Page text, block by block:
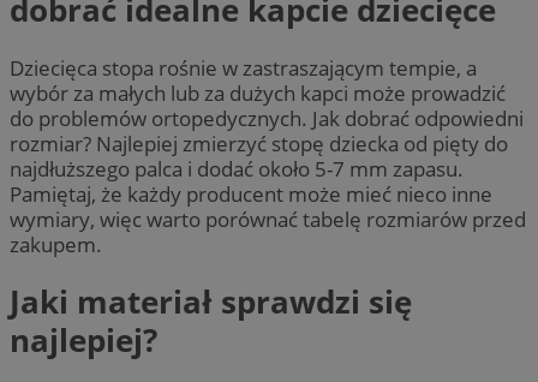
dobrać idealne kapcie dziecięce
Dziecięca stopa rośnie w zastraszającym tempie, a
wybór za małych lub za dużych kapci może prowadzić
do problemów ortopedycznych. Jak dobrać odpowiedni
rozmiar? Najlepiej zmierzyć stopę dziecka od pięty do
najdłuższego palca i dodać około 5-7 mm zapasu.
Pamiętaj, że każdy producent może mieć nieco inne
wymiary, więc warto porównać tabelę rozmiarów przed
zakupem.
Jaki materiał sprawdzi się
najlepiej?